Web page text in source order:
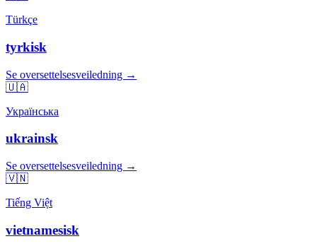
Türkçe
tyrkisk
Se oversettelsesveiledning →
🇺🇦
Українська
ukrainsk
Se oversettelsesveiledning →
🇻🇳
Tiếng Việt
vietnamesisk